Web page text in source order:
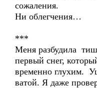
сожаления.
Ни облегчения…
***
Меня разбудила
первый снег,
временно глухим.
ватой. Я даже